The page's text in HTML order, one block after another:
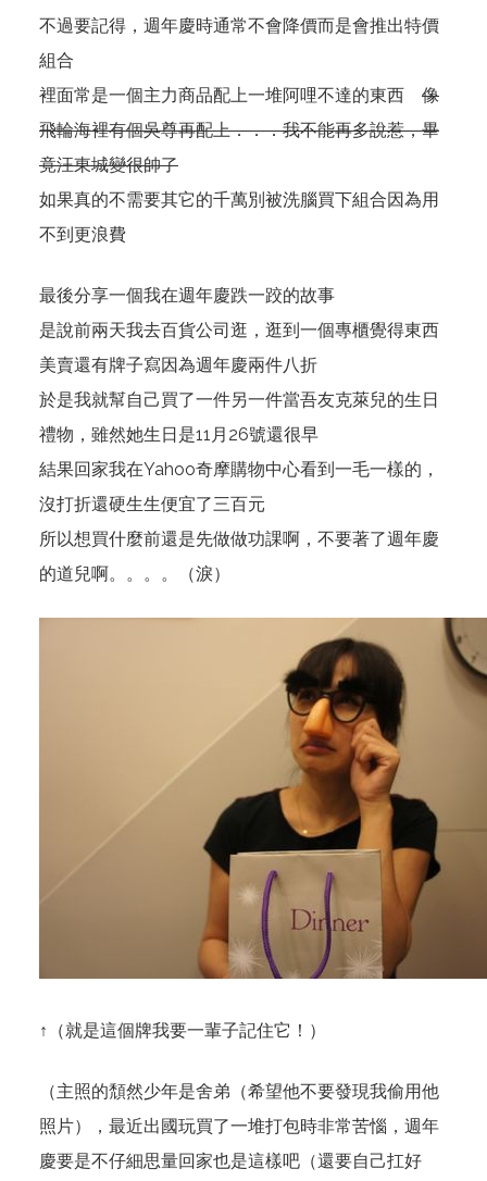
不過要記得，週年慶時通常不會降價而是會推出特價
組合
裡面常是一個主力商品配上一堆阿哩不達的東西 像
飛輪海裡有個吳尊再配上．．．我不能再多說惹，畢
竟汪東城變很帥了
如果真的不需要其它的千萬別被洗腦買下組合因為用
不到更浪費
最後分享一個我在週年慶跌一跤的故事
是說前兩天我去百貨公司逛，逛到一個專櫃覺得東西
美賣還有牌子寫因為週年慶兩件八折
於是我就幫自己買了一件另一件當吾友克萊兒的生日
禮物，雖然她生日是11月26號還很早
結果回家我在Yahoo奇摩購物中心看到一毛一樣的，
沒打折還硬生生便宜了三百元
所以想買什麼前還是先做做功課啊，不要著了週年慶
的道兒啊。。。。（淚）
↑（就是這個牌我要一輩子記住它！）
（主照的頹然少年是舍弟（希望他不要發現我偷用他
照片），最近出國玩買了一堆打包時非常苦惱，週年
慶要是不仔細思量回家也是這樣吧（還要自己扛好